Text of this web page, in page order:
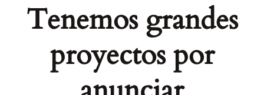
Tenemos grandes
proyectos por